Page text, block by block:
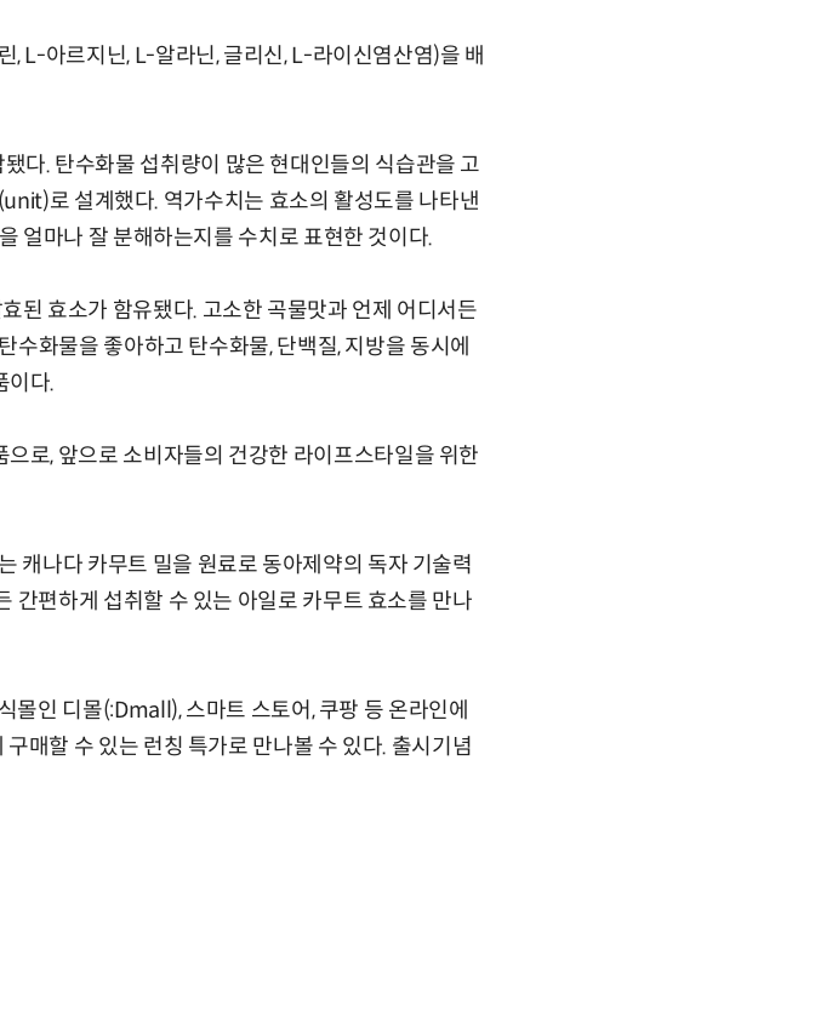
L-아르지닌, L-알라닌, 글리신, L-라이신염산염)을 배
다. 탄수화물 섭취량이 많은 현대인들의 식습관을 고
로 설계했다. 역가수치는 효소의 활성도를 나타낸
얼마나 잘 분해하는지를 수치로 표현한 것이다.
된 효소가 함유됐다. 고소한 곡물맛과 언제 어디서든
수화물을 좋아하고 탄수화물, 단백질, 지방을 동시에
이다.
로, 앞으로 소비자들의 건강한 라이프스타일을 위한
캐나다 카무트 밀을 원료로 동아제약의 독자 기술력
간편하게 섭취할 수 있는 아일로 카무트 효소를 만나
몰인 디몰(:Dmall), 스마트 스토어, 쿠팡 등 온라인에
매할 수 있는 런칭 특가로 만나볼 수 있다. 출시기념